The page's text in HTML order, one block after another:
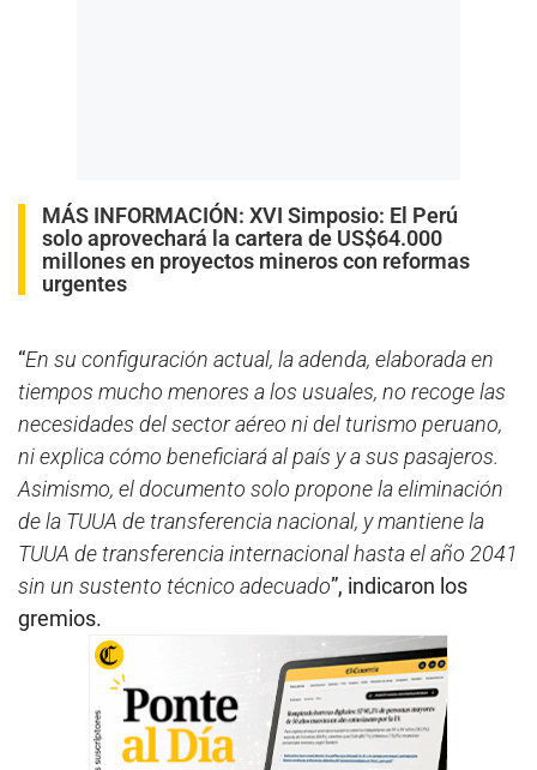
MÁS INFORMACIÓN: XVI Simposio: El Perú
solo aprovechará la cartera de US$64.000
millones en proyectos mineros con reformas
urgentes
“En su configuración actual, la adenda, elaborada en
tiempos mucho menores a los usuales, no recoge las
necesidades del sector aéreo ni del turismo peruano,
ni explica cómo beneficiará al país y a sus pasajeros.
Asimismo, el documento solo propone la eliminación
de la TUUA de transferencia nacional, y mantiene la
TUUA de transferencia internacional hasta el año 2041
sin un sustento técnico adecuado”, indicaron los
gremios.